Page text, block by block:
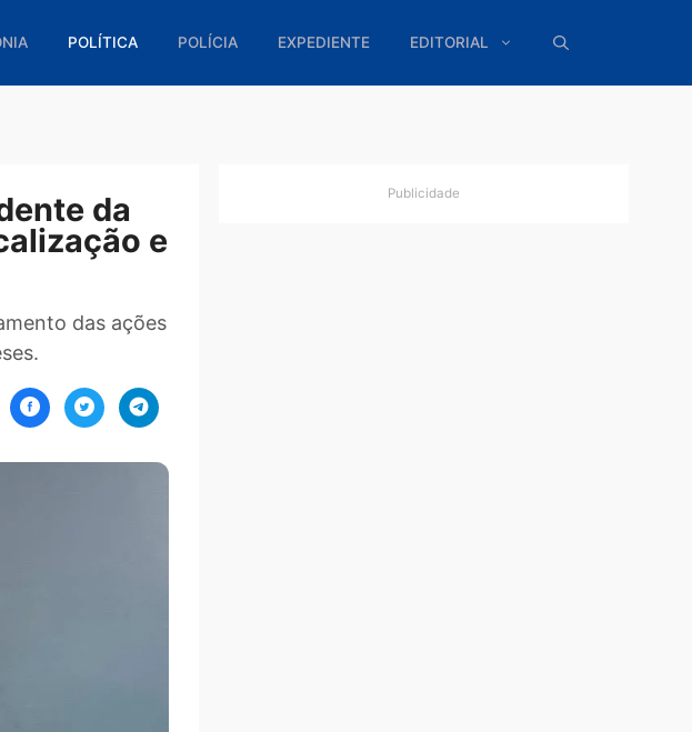
RONDÔNIA POLÍTICA POLÍCIA EXPEDIENTE EDITORIAL
da
fiscalização e
das ações
meses.